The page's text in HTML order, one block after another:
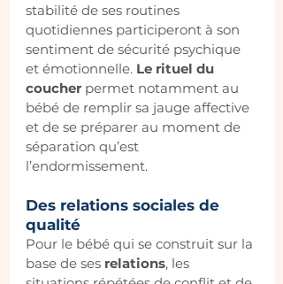
stabilité de ses routines
quotidiennes participeront à son
sentiment de sécurité psychique
et émotionnelle. Le rituel du
coucher permet notamment au
bébé de remplir sa jauge affective
et de se préparer au moment de
séparation qu’est
l’endormissement.
Des relations sociales de
qualité
Pour le bébé qui se construit sur la
base de ses relations, les